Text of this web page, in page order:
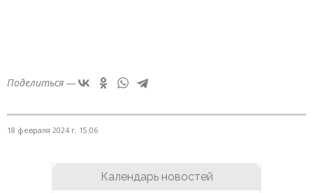
Поделиться —
18 февраля 2024 г. 15:06
Календарь новостей